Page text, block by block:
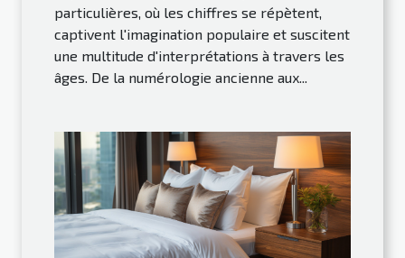
particulières, où les chiffres se répètent,
captivent l'imagination populaire et suscitent
une multitude d'interprétations à travers les
âges. De la numérologie ancienne aux...